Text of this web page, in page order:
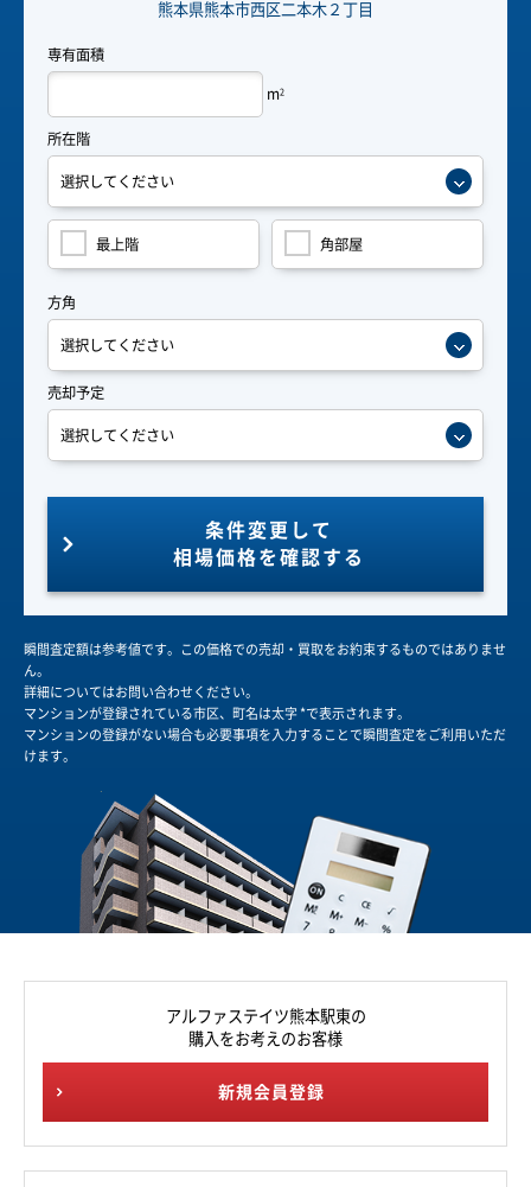
熊本県熊本市西区二本木２丁目
専有面積
m2
所在階
最上階 角部屋
方角
売却予定
条件変更して
相場価格を確認する
瞬間査定額は参考値です。この価格での売却・買取をお約束するものではありませ
ん。
詳細についてはお問い合わせください。
マンションが登録されている市区、町名は太字 *で表示されます。
マンションの登録がない場合も必要事項を入力することで瞬間査定をご利用いただ
けます。
アルファステイツ熊本駅東の
購入をお考えのお客様
新規会員登録